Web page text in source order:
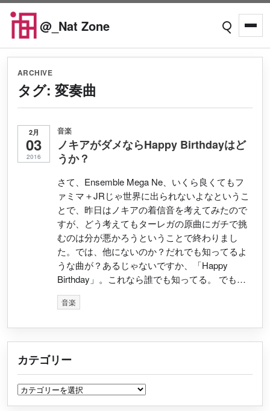
Skip to content
@_Nat Zone Open search
ARCHIVE
タグ: 変奏曲
2月
03
2016
音楽
ノキアがダメならHappy Birthdayはど
うか？
さて、Ensemble Mega Ne、いくら良くてもフ
ァミマ＋JRじゃ世界に出られないよなというこ
とで、昨日はノキアの着信音を考えてみたので
すが、どう考えてもターレガの原曲にガチで挑
むのは分が悪かろうということで終わりまし
た。では、他にないのか？だれでも知ってるよ
うな曲が？あるじゃないですか、「Happy
Birthday」。これなら誰でも知ってる。 でも…
音楽
カテゴリー
カテゴリー